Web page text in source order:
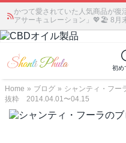
かつて愛されていた人気商品が復
アサーキュレーション」💖🏖️ 8月
初め
Home » ブログ » シャンティ・フ
抜粋 2014.04.01〜04.15